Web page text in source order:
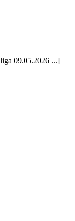
09.05.2026[...]